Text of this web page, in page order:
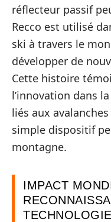
réflecteur passif
Recco est utilisé
ski à travers le
développer de
Cette histoire
l’innovation dans
liés aux
simple dispositif
montagne.
IMPACT
TECHNOLOGIE